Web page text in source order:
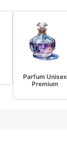
Parfum Unisex
Premium